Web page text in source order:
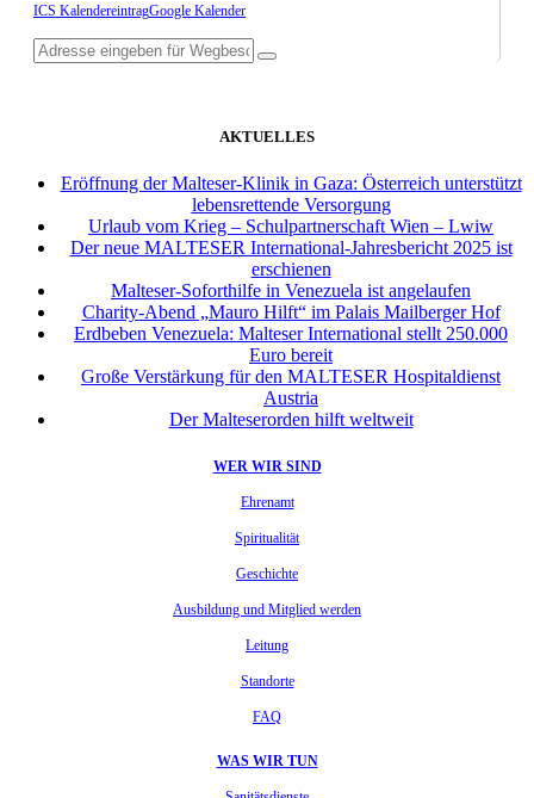
ICS KalendereintragGoogle Kalender
AKTUELLES
Eröffnung der Malteser-Klinik in Gaza: Österreich unterstützt
lebensrettende Versorgung
Urlaub vom Krieg – Schulpartnerschaft Wien – Lwiw
Der neue MALTESER International-Jahresbericht 2025 ist
erschienen
Malteser-Soforthilfe in Venezuela ist angelaufen
Charity-Abend „Mauro Hilft“ im Palais Mailberger Hof
Erdbeben Venezuela: Malteser International stellt 250.000
Euro bereit
Große Verstärkung für den MALTESER Hospitaldienst
Austria
Der Malteserorden hilft weltweit
WER WIR SIND
Ehrenamt
Spiritualität
Geschichte
Ausbildung und Mitglied werden
Leitung
Standorte
FAQ
WAS WIR TUN